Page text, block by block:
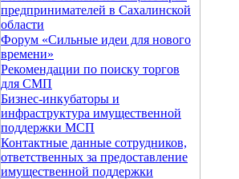
предпринимателей в Сахалинской
области
Форум «Сильные идеи для нового
времени»
Рекомендации по поиску торгов
для СМП
Бизнес-инкубаторы и
инфраструктура имущественной
поддержки МСП
Контактные данные сотрудников,
ответственных за предоставление
имущественной поддержки